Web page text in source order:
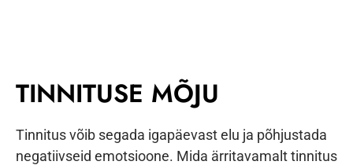
TINNITUSE MÕJU
Tinnitus võib segada igapäevast elu ja põhjustada
negatiivseid emotsioone. Mida ärritavamalt tinnitus